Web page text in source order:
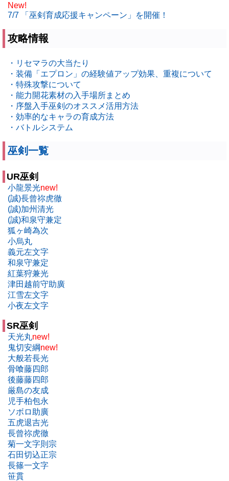
New!
7/7 「巫剣育成応援キャンペーン」を開催！
攻略情報
・リセマラの大当たり
・装備「エプロン」の経験値アップ効果、重複について
・特殊攻撃について
・能力開花素材の入手場所まとめ
・序盤入手巫剣のオススメ活用方法
・効率的なキャラの育成方法
・バトルシステム
巫剣一覧
UR巫剣
小龍景光new!
(誠)長曾祢虎徹
(誠)加州清光
(誠)和泉守兼定
狐ヶ崎為次
小烏丸
義元左文字
和泉守兼定
紅葉狩兼光
津田越前守助廣
江雪左文字
小夜左文字
SR巫剣
天光丸new!
鬼切安綱new!
大般若長光
骨喰藤四郎
後藤藤四郎
厳島の友成
児手柏包永
ソボロ助廣
五虎退吉光
長曾祢虎徹
菊一文字則宗
石田切込正宗
長篠一文字
笹貫